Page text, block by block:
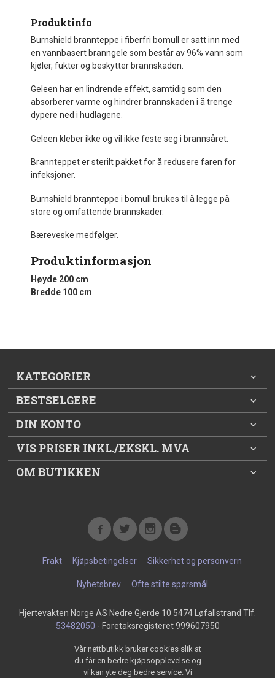
Produktinfo
Burnshield brannteppe i fiberfri bomull er satt inn med
en vannbasert branngele som består av 96% vann som
kjøler, fukter og beskytter brannskaden.
Geleen har en lindrende effekt, samtidig som den
absorberer varme og hindrer brannskaden i å trenge
dypere ned i hudlagene.
Geleen kleber ikke og vil ikke feste seg i brannsåret.
Brannteppet er sterilt pakket for å redusere faren for
infeksjoner.
Burnshield brannteppe i bomull brukes til å legge på
store og omfattende brannskader.
Bæreveske medfølger.
Produktinformasjon
Høyde 200 cm
Bredde 100 cm
KATEGORIER
BESTSELGERE
DIN KONTO
VIS PRISER INKL./EKSKL. MVA
OM BUTIKKEN
Frakt Kjøpsbetingelser Sikkerhet og personvern
Nyhetsbrev Ofte stilte spørsmål
Hjertevakten Norge AS Nedre Gjerde 10 5474 Løfallstrand Tlf.
53482050 - Foretaksregisteret 999607950
Vår nettbutikk bruker cookies slik at
du får en bedre kjøpsopplevelse og
vi kan yte deg bedre service. Vi